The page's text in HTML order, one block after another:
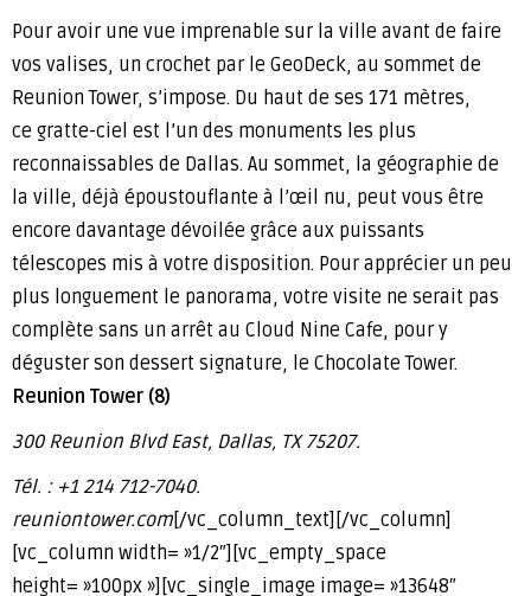
Pour avoir une vue imprenable sur la ville avant de faire
vos valises, un crochet par le GeoDeck, au sommet de
Reunion Tower, s’impose. Du haut de ses 171 mètres,
ce gratte-ciel est l’un des monuments les plus
reconnaissables de Dallas. Au sommet, la géographie de
la ville, déjà époustouflante à l’œil nu, peut vous être
encore davantage dévoilée grâce aux puissants
télescopes mis à votre disposition. Pour apprécier un peu
plus longuement le panorama, votre visite ne serait pas
complète sans un arrêt au Cloud Nine Cafe, pour y
déguster son dessert signature, le Chocolate Tower.
Reunion Tower (8)
300 Reunion Blvd East, Dallas, TX 75207.
Tél. : +1 214 712-7040.
reuniontower.com[/vc_column_text][/vc_column]
[vc_column width= »1/2″][vc_empty_space
height= »100px »][vc_single_image image= »13648″